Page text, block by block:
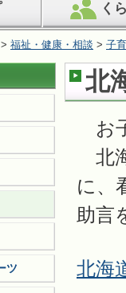
く
> 福祉・健康・相談 > 子
北
お
北
に、
助言
北海
ツ